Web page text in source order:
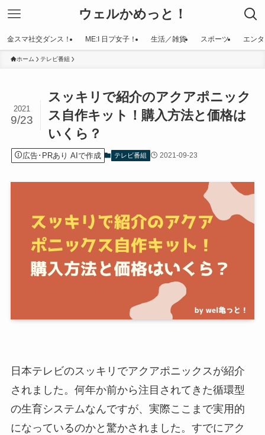
ウェルかめっと！
金スマ社交ダンス！ ME:I 日プ女子！ 生活／雑貨 スポーツ エン
ホーム テレビ番組
スッキリで紹介のアクアポニック
ス自作キット！購入方法と価格は
いくら？
2021
9/23
広告･PRあり AIで作成 テレビ番組 2021-09-23
日本テレビのスッキリでアクアポニックスが紹介
されました。何年か前から注目されてきた循環型
の生育システムなんですが、実際ここまで実用的
になっているのかと驚かされました。すでにアク